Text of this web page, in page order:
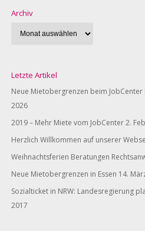
Archiv
Letzte Artikel
Neue Mietobergrenzen beim JobCenter
2026
2019 – Mehr Miete vom JobCenter2.
Herzlich Willkommen auf unserer
Weihnachtsferien Beratungen
Neue Mietobergrenzen in Essen 14.
Sozialticket in NRW: Landesregierung
2017